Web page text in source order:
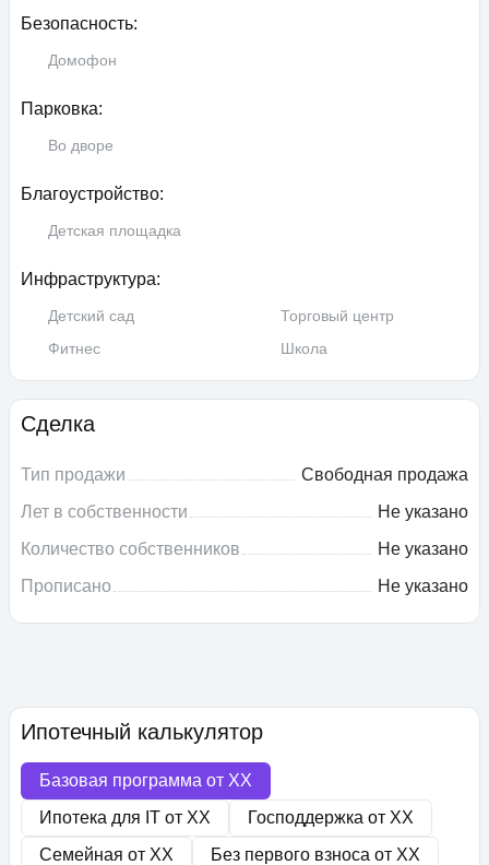
Безопасность:
Домофон
Парковка:
Во дворе
Благоустройство:
Детская площадка
Инфраструктура:
Детский сад
Торговый центр
Фитнес
Школа
Сделка
Тип продажи
Свободная продажа
Лет в собственности
Не указано
Количество собственников
Не указано
Прописано
Не указано
Ипотечный калькулятор
Базовая программа от XX
Ипотека для IT от XX Господдержка от XX
Семейная от XX Без первого взноса от XX